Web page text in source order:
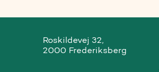
Roskildevej 32,
2000 Frederiksberg